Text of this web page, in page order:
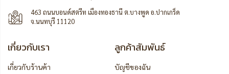
463 ถนนบอนด์สตรีท เมืองทองธานี ต.บางพูด อ.ปากเกร็ด
จ.นนทบุรี 11120
เกี่ยวกับเรา
เกี่ยวกับร้านค้า
ลูกค้าสัมพันธ์
บัญชีของฉัน